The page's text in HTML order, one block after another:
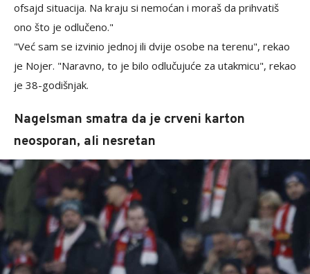
ofsajd situacija. Na kraju si nemoćan i moraš da prihvatiš
ono što je odlučeno."
"Već sam se izvinio jednoj ili dvije osobe na terenu", rekao
je Nojer. "Naravno, to je bilo odlučujuće za utakmicu", rekao
je 38-godišnjak.
Nagelsman smatra da je crveni karton
neosporan, ali nesretan